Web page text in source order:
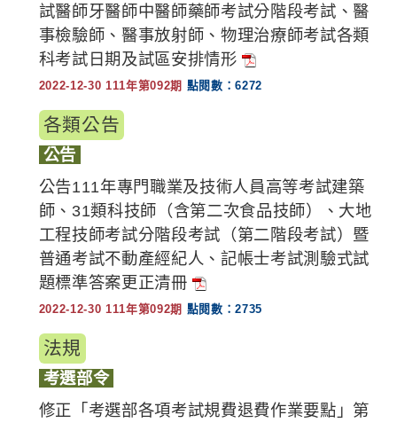
試醫師牙醫師中醫師藥師考試分階段考試、醫
事檢驗師、醫事放射師、物理治療師考試各類
科考試日期及試區安排情形
2022-12-30 111年第092期 點閱數：6272
各類公告
公告
公告111年專門職業及技術人員高等考試建築
師、31類科技師（含第二次食品技師）、大地
工程技師考試分階段考試（第二階段考試）暨
普通考試不動產經紀人、記帳士考試測驗式試
題標準答案更正清冊
2022-12-30 111年第092期 點閱數：2735
法規
考選部令
修正「考選部各項考試規費退費作業要點」第